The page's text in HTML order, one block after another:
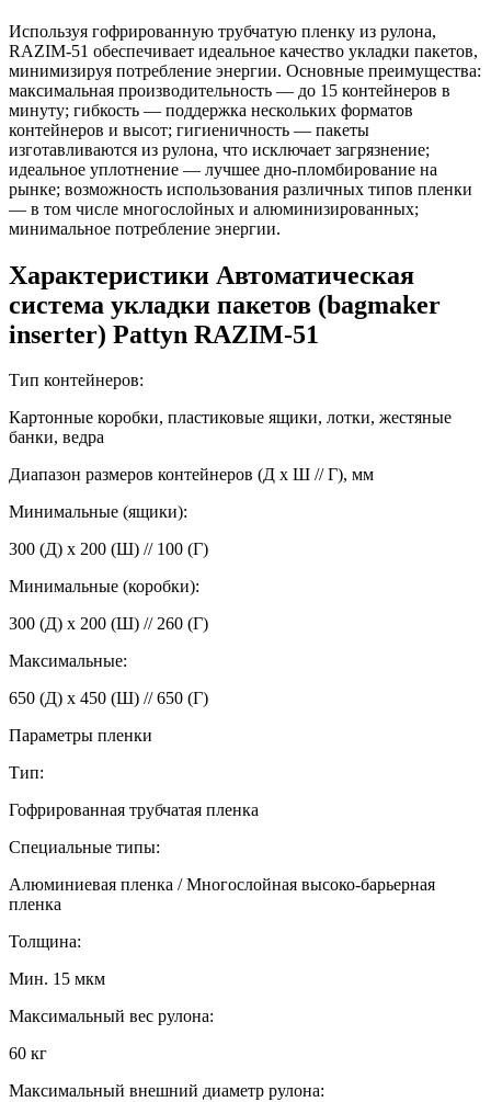
Используя гофрированную трубчатую пленку из рулона,
RAZIM-51 обеспечивает идеальное качество укладки пакетов,
минимизируя потребление энергии. Основные преимущества:
максимальная производительность — до 15 контейнеров в
минуту; гибкость — поддержка нескольких форматов
контейнеров и высот; гигиеничность — пакеты
изготавливаются из рулона, что исключает загрязнение;
идеальное уплотнение — лучшее дно-пломбирование на
рынке; возможность использования различных типов пленки
— в том числе многослойных и алюминизированных;
минимальное потребление энергии.
Характеристики Автоматическая
система укладки пакетов (bagmaker
inserter) Pattyn RAZIM-51
Тип контейнеров:
Картонные коробки, пластиковые ящики, лотки, жестяные
банки, ведра
Диапазон размеров контейнеров (Д x Ш // Г), мм
Минимальные (ящики):
300 (Д) x 200 (Ш) // 100 (Г)
Минимальные (коробки):
300 (Д) x 200 (Ш) // 260 (Г)
Максимальные:
650 (Д) x 450 (Ш) // 650 (Г)
Параметры пленки
Тип:
Гофрированная трубчатая пленка
Специальные типы:
Алюминиевая пленка / Многослойная высоко-барьерная
пленка
Толщина:
Мин. 15 мкм
Максимальный вес рулона:
60 кг
Максимальный внешний диаметр рулона: